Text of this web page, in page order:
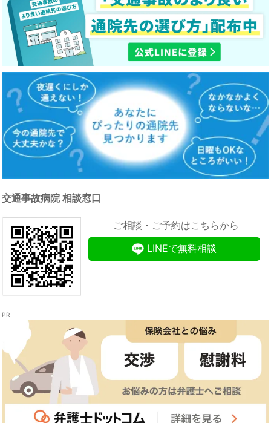
交通事故病院 相談窓口
ご相談・ご予約はこちらから
LINEで無料相談